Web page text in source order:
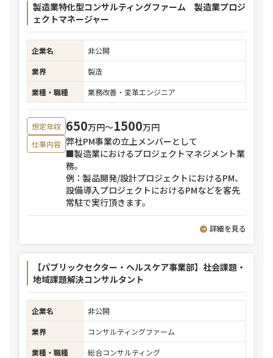
製造業特化型コンサルティングファーム 製造業プロジ
ェクトマネージャー
企業名
非公開
業界
製造
業種・職種
業務改善・変革エンジニア
想定年収 650万円〜1500万円
仕事内容 弊社PM事業の立上メンバーとして
■製造業におけるプロジェクトマネジメント業
務。
例：製品開発/設計プロジェクトにおけるPM、
設備導入プロジェクトにおけるPMなどを客先
常駐で実行頂きます。
詳細を見る
【パブリックセクター・ヘルスケア事業部】社会課題・
地域課題解決コンサルタント
企業名
非公開
業界
コンサルティングファーム
業種・職種
総合コンサルティング